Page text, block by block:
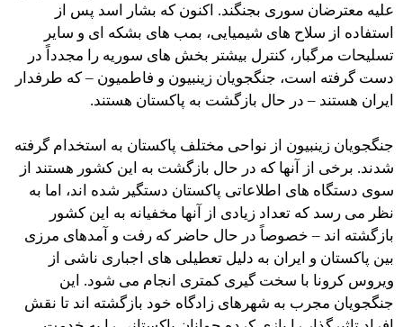
علیه معترضان سوری بجنگند. اکنون که بشار اسد پس از
استفاده از سلاح های شیمیایی، بمب های بشکه ای و سایر
تسلیحات مرگبار، کنترل بیشتر بخش های سوریه را مجدداً در
دست گرفته است، جنگجویان زینبیون و فاطمیون – که طرفدار
ایران هستند – در حال بازگشت به پاکستان هستند.
جنگجویان زینبیون از نواحی مختلف پاکستان به استخدام گرفته
شدند. برخی از آنها که در حال بازگشت به این کشور هستند از
سوی دستگاه های اطلاعاتی پاکستان دستگیر شده اند، اما به
نظر می رسد که تعداد زیادی از آنها مخفیانه به این کشور
بازگشته اند – خصوصاً در حال حاضر که رفت و آمدهای مرزی
بین پاکستان و ایران به دلیل تعطیلی های اجباری ناشی از
ویروس کرونا با سخت گیری کمتری انجام می شود. این
جنگجویان مجرب به شهرهای زادگاه خود بازگشته اند تا نقش